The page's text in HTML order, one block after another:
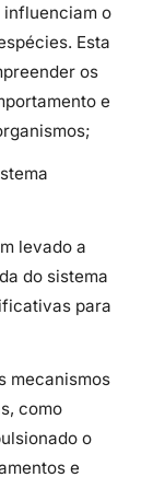
influenciam o
Esta
os
e
levado a
do sistema
para
mecanismos
como
o
e